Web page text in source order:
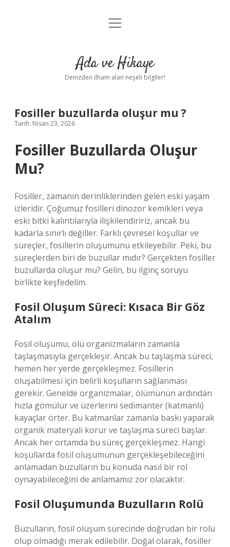
Anasayfa
Yasal Uyarı
menüyü
Ada ve Hikaye
Denizden ilham alan neşeli bilgiler!
Fosiller buzullarda oluşur mu ?
Tarih: Nisan 23, 2026
Fosiller Buzullarda Oluşur
Mu?
Fosiller, zamanın derinliklerinden gelen eski yaşam
izleridir. Çoğumuz fosilleri dinozor kemikleri veya
eski bitki kalıntılarıyla ilişkilendiririz, ancak bu
kadarla sınırlı değiller. Farklı çevresel koşullar ve
süreçler, fosillerin oluşumunu etkileyebilir. Peki, bu
süreçlerden biri de buzullar mıdır? Gerçekten fosiller
buzullarda oluşur mu? Gelin, bu ilginç soruyu
birlikte keşfedelim.
Fosil Oluşum Süreci: Kısaca Bir Göz
Atalım
Fosil oluşumu, ölü organizmaların zamanla
taşlaşmasıyla gerçekleşir. Ancak bu taşlaşma süreci,
hemen her yerde gerçekleşmez. Fosillerin
oluşabilmesi için belirli koşulların sağlanması
gerekir. Genelde organizmalar, ölümünün ardından
hızla gömülür ve üzerlerini sedimanter (katmanlı)
kayaçlar örter. Bu katmanlar zamanla baskı yaparak
organik materyali korur ve taşlaşma süreci başlar.
Ancak her ortamda bu süreç gerçekleşmez. Hangi
koşullarda fosil oluşumunun gerçekleşebileceğini
anlamadan buzulların bu konuda nasıl bir rol
oynayabileceğini de anlamamız zor olacaktır.
Fosil Oluşumunda Buzulların Rolü
Buzulların, fosil oluşum sürecinde doğrudan bir rolü
olup olmadığı merak edilebilir. Doğal olarak, fosiller